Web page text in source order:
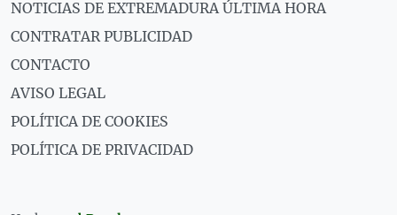
NOTICIAS DE EXTREMADURA ÚLTIMA HORA
CONTRATAR PUBLICIDAD
CONTACTO
AVISO LEGAL
POLÍTICA DE COOKIES
POLÍTICA DE PRIVACIDAD